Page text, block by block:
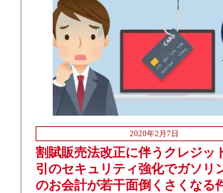
2020年2月7日
割賦販売法改正に伴うクレジッ
引のセキュリティ強化でガソリ
のお会計が若干面倒くさくなる